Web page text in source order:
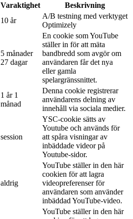
Varaktighet
Beskrivning
10 år
A/B testning med verktyget
Optimizely
5 månader
27 dagar
En cookie som YouTube
ställer in för att mäta
bandbredd som avgör om
användaren får det nya
eller gamla
spelargränssnittet.
1 år 1
månad
Denna cookie registrerar
användarens delning av
innehåll via sociala medier.
session
YSC-cookie sätts av
Youtube och används för
att spåra visningar av
inbäddade videor på
Youtube-sidor.
aldrig
YouTube ställer in den här
cookien för att lagra
videopreferenser för
användaren som använder
inbäddad YouTube-video.
YouTube ställer in den här